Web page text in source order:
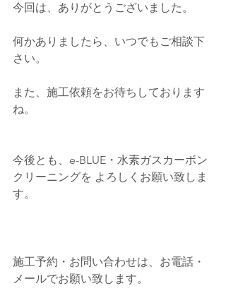
今回は、ありがとうございました。
何かありましたら、いつでもご相談下
さい。
また、施工依頼をお待ちしております
ね。
今後とも、e-BLUE・水素ガスカーボン
クリーニングを よろしくお願い致しま
す。
施工予約・お問い合わせは、お電話・
メールでお願い致します。